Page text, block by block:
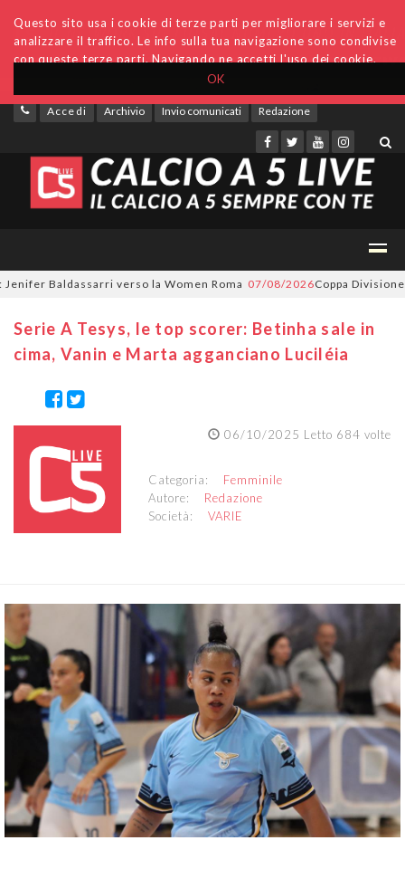
OK
Questo sito usa i cookie di terze parti per migliorare i servizi e
analizzare il traffico. Le info sulla tua navigazione sono condivise
con queste terze parti. Navigando ne accetti l'uso dei cookie.
Accedi Archivio Invio comunicati Redazione
Baldassarri verso la Women Roma 07/08/2026Coppa Divisione, si
Serie A Tesys, le top scorer: Betinha sale in
cima, Vanin e Marta agganciano Luciléia
06/10/2025 Letto 684 volte
Categoria: Femminile
Autore: Redazione
Società:VARIE